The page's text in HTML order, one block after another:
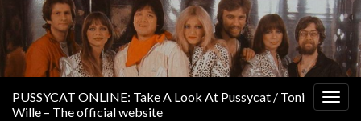
PUSSYCAT ONLINE: Take A Look At Pussycat / Toni
Wille – The official website